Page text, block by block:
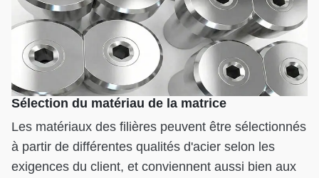
Sélection du matériau de la matrice
Les matériaux des filières peuvent être sélectionnés
à partir de différentes qualités d'acier selon les
exigences du client, et conviennent aussi bien aux